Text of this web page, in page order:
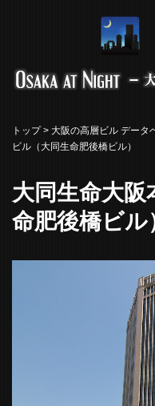
トップ> 大阪の高層ビル データ
ビル（大同生命肥後橋ビル）
大同生命大
命肥後橋ビル